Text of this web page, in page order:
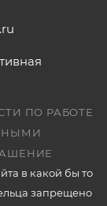
ПО РАБОТЕ
в какой бы то
запрещено